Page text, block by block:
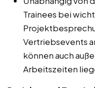
Trainees bei
Vertriebsevents
können auch
Arbeitszeiten